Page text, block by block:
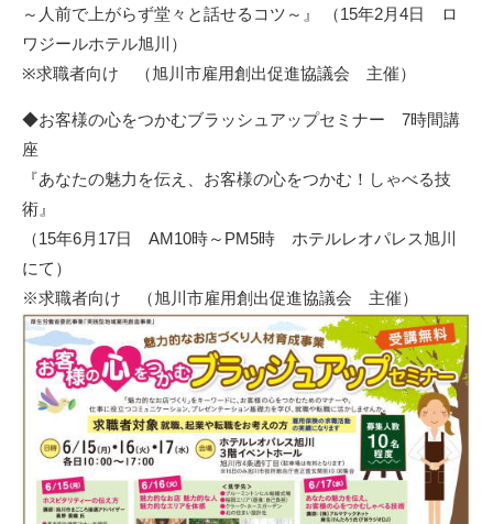
～人前で上がらず堂々と話せるコツ～』 （15年2月4日 ロ
ワジールホテル旭川）
※求職者向け （旭川市雇用創出促進協議会 主催）
◆お客様の心をつかむブラッシュアップセミナー 7時間講
座
『あなたの魅力を伝え、お客様の心をつかむ！しゃべる技
術』
（15年6月17日 AM10時～PM5時 ホテルレオパレス旭川
にて）
※求職者向け （旭川市雇用創出促進協議会 主催）